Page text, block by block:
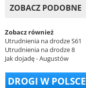
ZOBACZ PODOBNE
Zobacz również
Utrudnienia na drodze S61
Utrudnienia na drodze 8
Jak dojadę - Augustów
DROGI W POLSCE